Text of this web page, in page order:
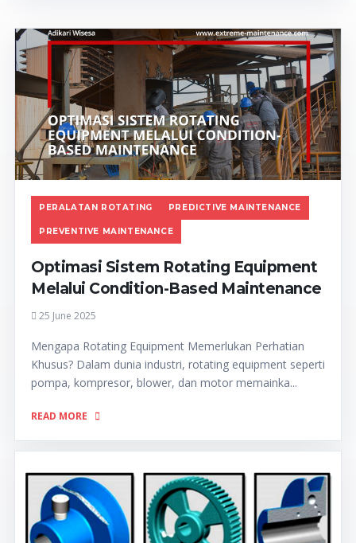
PERALATAN ROTATING PREDICTIVE MAINTENANCE
PREVENTIVE MAINTENANCE
Optimasi Sistem Rotating Equipment
Melalui Condition-Based Maintenance
25 June 2025
Mengapa Rotating Equipment Memerlukan Perhatian
Khusus? Dalam dunia industri, rotating equipment seperti
pompa, kompresor, blower, dan motor memainka...
READ MORE